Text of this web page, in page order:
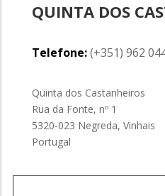
QUINTA DOS
Telefone:(+351) 962
Quinta dos Castanheiros
Rua da Fonte, nº 1
5320-023 Negreda, Vinhais
Portugal